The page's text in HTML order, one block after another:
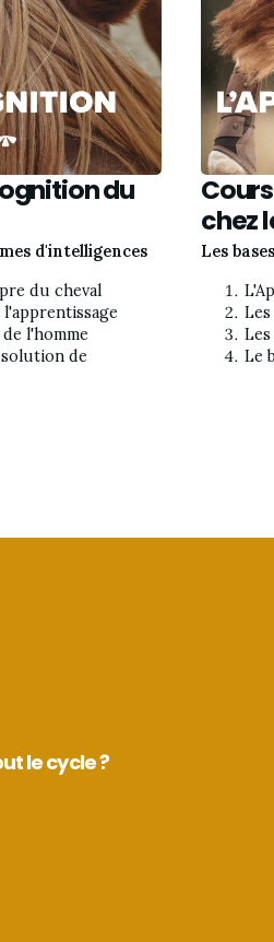
du
d'intelligences
du cheval
l'homme
de
chez
Les
Le
le cycle ?